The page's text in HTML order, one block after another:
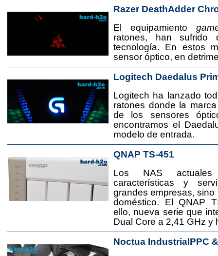
Razer DeathAdder
El equipamiento
ratones, han sufrido
tecnología. En estos
sensor óptico, en
Logitech Daedalus
Logitech ha lanzado
ratones donde la
de los sensores
encontramos el
modelo de entrada.
QNAP TS-451
Los NAS
características y
grandes empresas,
doméstico. El QNAP
ello, nueva serie que
Dual Core a 2,41 GHz y
Noctua IndustrialPPC